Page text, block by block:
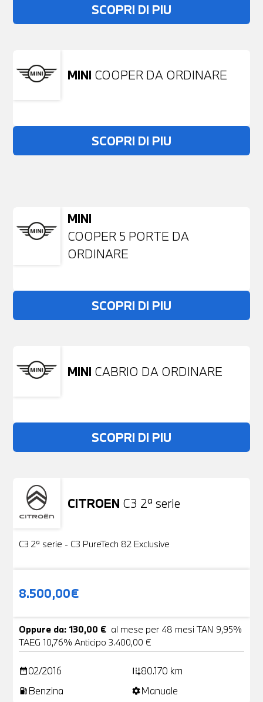
SCOPRI DI PIU
MINI COOPER DA ORDINARE
SCOPRI DI PIU
Non stai trovando ciò che cerchi?
MINI
COOPER 5 PORTE DA
ORDINARE
SCOPRI DI PIU
MINI CABRIO DA ORDINARE
SCOPRI DI PIU
CITROEN C3 2ª serie
Usato
C3 2ª serie - C3 PureTech 82 Exclusive
8.500,00€
Oppure da: 130,00 € al mese per 48 mesi TAN 9,95%
TAEG 10,76% Anticipo 3.400,00 €
date_range02/2016 add_road80.170 km
local_gas_station Benzina settingsManuale